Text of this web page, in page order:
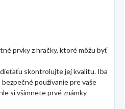
prvky z hračky, ktoré môžu byť
skontrolujte jej kvalitu. Iba
používanie pre vaše
si všimnete prvé známky